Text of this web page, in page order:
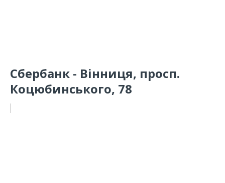
Сбербанк - Вінниця, просп.
Коцюбинського, 78